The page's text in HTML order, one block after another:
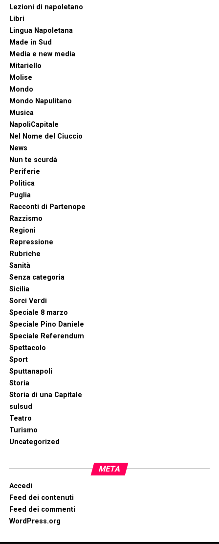
Lezioni di napoletano
Libri
Lingua Napoletana
Made in Sud
Media e new media
Mitariello
Molise
Mondo
Mondo Napulitano
Musica
NapoliCapitale
Nel Nome del Ciuccio
News
Nun te scurdà
Periferie
Politica
Puglia
Racconti di Partenope
Razzismo
Regioni
Repressione
Rubriche
Sanità
Senza categoria
Sicilia
Sorci Verdi
Speciale 8 marzo
Speciale Pino Daniele
Speciale Referendum
Spettacolo
Sport
Sputtanapoli
Storia
Storia di una Capitale
sulsud
Teatro
Turismo
Uncategorized
META
Accedi
Feed dei contenuti
Feed dei commenti
WordPress.org